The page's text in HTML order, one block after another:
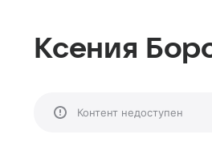
Ксения
Контент недоступен